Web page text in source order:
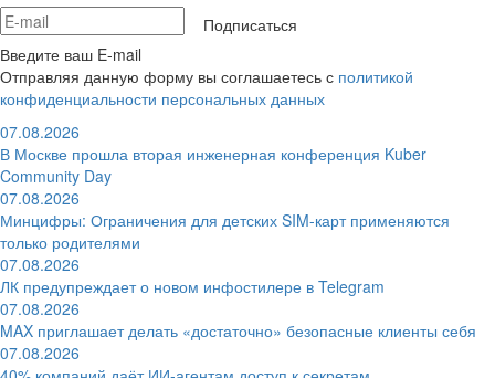
Подписаться
Введите ваш E-mail
Отправляя данную форму вы соглашаетесь с политикой
конфиденциальности персональных данных
07.08.2026
В Москве прошла вторая инженерная конференция Kuber
Community Day
07.08.2026
Минцифры: Ограничения для детских SIM-карт применяются
только родителями
07.08.2026
ЛК предупреждает о новом инфостилере в Telegram
07.08.2026
MAX приглашает делать «достаточно» безопасные клиенты себя
07.08.2026